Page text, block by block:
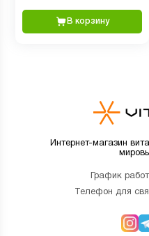
В корзину
Интернет-магазин
График
Телефон для